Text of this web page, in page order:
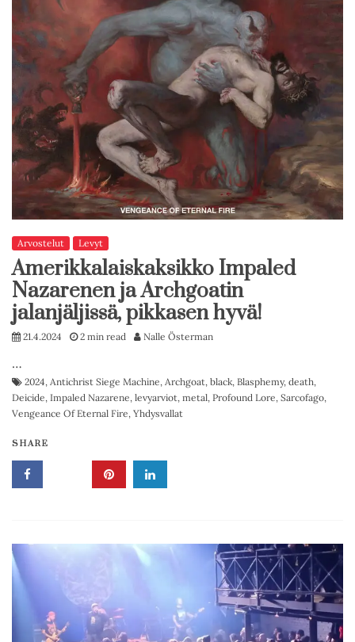
Arvostelut Levyt
Amerikkalaiskaksikko Impaled
Nazarenen ja Archgoatin
jalanjäljissä, pikkasen hyvä!
21.4.2024 2 min read Nalle Österman
…
2024, Antichrist Siege Machine, Archgoat, black, Blasphemy, death,
Deicide, Impaled Nazarene, levyarviot, metal, Profound Lore, Sarcofago,
Vengeance Of Eternal Fire, Yhdysvallat
SHARE